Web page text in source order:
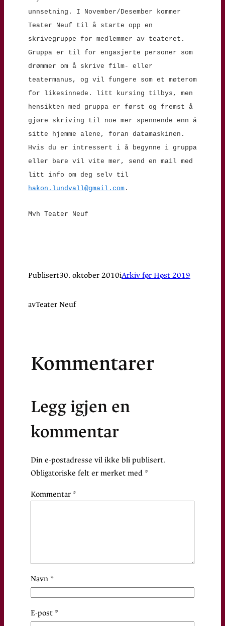
unnsetning. I November/Desember kommer
Teater Neuf til å starte opp en
skrivegruppe for medlemmer av teateret.
Gruppa er til for engasjerte personer som
drømmer om å skrive film- eller
teatermanus, og vil fungere som et møterom
for likesinnede. litt kursing tilbys, men
hensikten med gruppa er først og fremst å
gjøre skriving til noe mer spennende enn å
sitte hjemme alene, foran datamaskinen.
Hvis du er intressert i å begynne i gruppa
eller bare vil vite mer, send en mail med
litt info om deg selv til
hakon.lundvall@gmail.com .
Mvh Teater Neuf
Publisert30. oktober 2010iArkiv før Høst 2019
avTeater Neuf
Kommentarer
Legg igjen en
kommentar
Din e-postadresse vil ikke bli publisert.
Obligatoriske felt er merket med *
Kommentar *
Navn *
E-post *